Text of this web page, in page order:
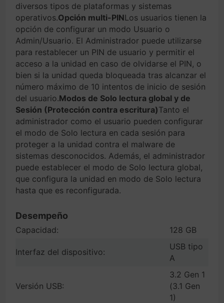
diversos tipos de plataformas y sistemas
operativos.Opción multi-PINLos usuarios tienen la
opción de configurar un modo Usuario o
Admin/Usuario. El Administrador puede utilizarse
para restablecer un PIN de usuario y permitir el
acceso a la unidad en caso de olvidarse el PIN, o
bien si la unidad queda bloqueada tras alcanzar el
número máximo de 10 intentos de inicio de sesión
del usuario.Modos de Solo lectura global y de
Sesión (Protección contra escritura)Tanto el
administrador como el usuario pueden configurar
el modo de Solo lectura en cada sesión para
proteger a la unidad contra el malware de
sistemas desconocidos. Además, el administrador
puede establecer el modo de Solo lectura global,
que configura la unidad en modo de Solo lectura
hasta que es reconfigurada.
Desempeño
Capacidad: 128 GB
Interfaz del dispositivo:
USB tipo
A
Versión USB:
3.2 Gen 1
(3.1 Gen
1)